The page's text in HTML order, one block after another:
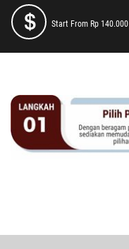
Start From Rp 140.000